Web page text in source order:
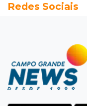
Foragido por
Veja as
Timemania e
Redes Sociais